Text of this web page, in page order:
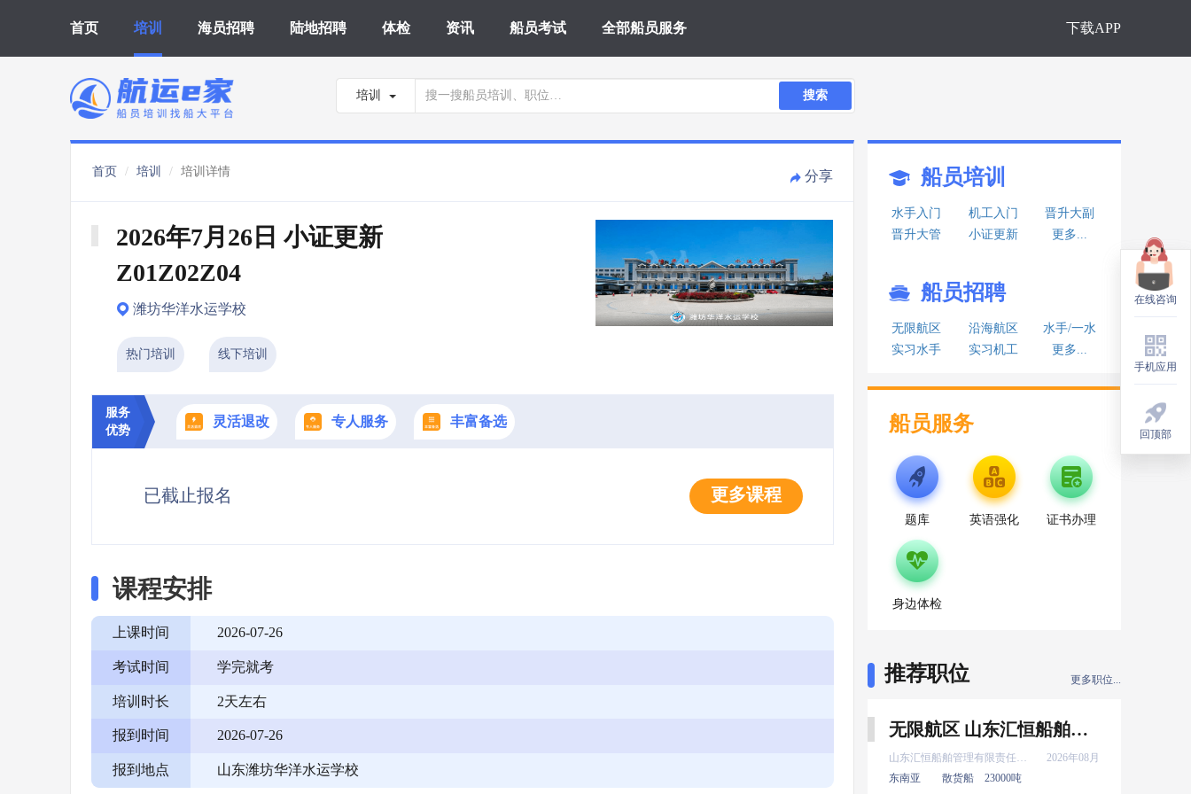
首页 培训 海员招聘 陆地招聘 体检 资讯 船员考试 全部船员服务 下载APP
培训 搜索
首页 培训 培训详情 分享
2026年7月26日 小证更新
Z01Z02Z04
潍坊华洋水运学校
热门培训 线下培训
服务
优势
灵活退改 专人服务 丰富备选
已截止报名 更多课程
课程安排
上课时间 2026-07-26
考试时间 学完就考
培训时长 2天左右
报到时间 2026-07-26
报到地点 山东潍坊华洋水运学校
船员培训
水手入门 机工入门
晋升大副
晋升大管
小证更新 更多...
船员招聘
无限航区 沿海航区
水手/一水
实习水手
实习机工 更多...
船员服务
题库 英语强化 证书办理
身边体检
推荐职位 更多职位...
无限航区 山东汇恒船舶管理有限责任公司 二管轮 8月上船
山东汇恒船舶管理有限责任公司
2026年08月
东南亚
散货船 23000吨
在线咨询
手机应用
回顶部
在线咨询
手机应用
回顶部